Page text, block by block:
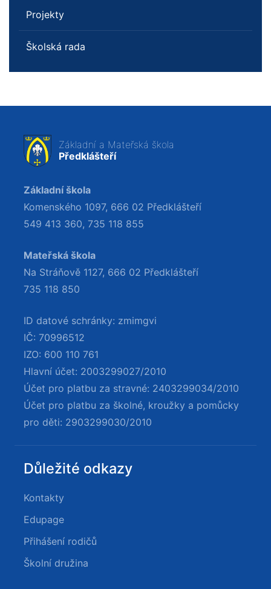
Projekty
Školská rada
Základní a Mateřská škola
Předklášteří
Základní škola
Komenského 1097, 666 02 Předklášteří
549 413 360, 735 118 855
Mateřská škola
Na Stráňově 1127, 666 02 Předklášteří
735 118 850
ID datové schránky: zmimgvi
IČ: 70996512
IZO: 600 110 761
Hlavní účet: 2003299027/2010
Účet pro platbu za stravné: 2403299034/2010
Účet pro platbu za školné, kroužky a pomůcky
pro děti: 2903299030/2010
Důležité odkazy
Kontakty
Edupage
Přihášení rodičů
Školní družina